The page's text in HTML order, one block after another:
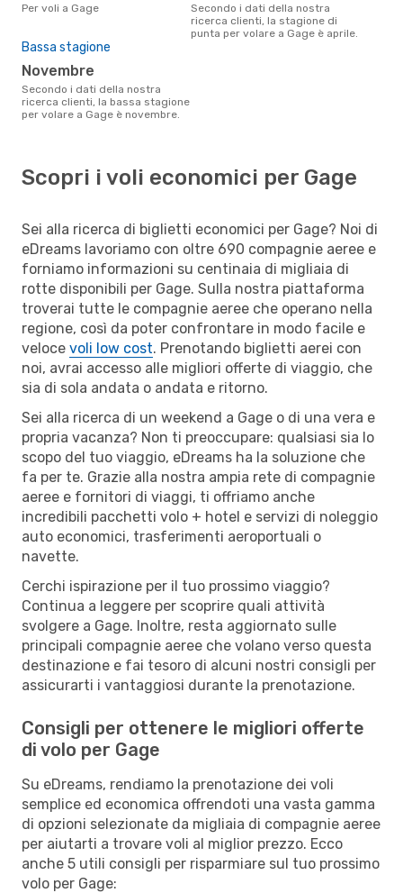
Per voli a Gage
Secondo i dati della nostra
ricerca clienti, la stagione di
punta per volare a Gage è aprile.
Bassa stagione
novembre
Secondo i dati della nostra
ricerca clienti, la bassa stagione
per volare a Gage è novembre.
Scopri i voli economici per Gage
Sei alla ricerca di biglietti economici per Gage? Noi di
eDreams lavoriamo con oltre 690 compagnie aeree e
forniamo informazioni su centinaia di migliaia di
rotte disponibili per Gage. Sulla nostra piattaforma
troverai tutte le compagnie aeree che operano nella
regione, così da poter confrontare in modo facile e
veloce voli low cost. Prenotando biglietti aerei con
noi, avrai accesso alle migliori offerte di viaggio, che
sia di sola andata o andata e ritorno.
Sei alla ricerca di un weekend a Gage o di una vera e
propria vacanza? Non ti preoccupare: qualsiasi sia lo
scopo del tuo viaggio, eDreams ha la soluzione che
fa per te. Grazie alla nostra ampia rete di compagnie
aeree e fornitori di viaggi, ti offriamo anche
incredibili pacchetti volo + hotel e servizi di noleggio
auto economici, trasferimenti aeroportuali o
navette.
Cerchi ispirazione per il tuo prossimo viaggio?
Continua a leggere per scoprire quali attività
svolgere a Gage. Inoltre, resta aggiornato sulle
principali compagnie aeree che volano verso questa
destinazione e fai tesoro di alcuni nostri consigli per
assicurarti i vantaggiosi durante la prenotazione.
Consigli per ottenere le migliori offerte
di volo per Gage
Su eDreams, rendiamo la prenotazione dei voli
semplice ed economica offrendoti una vasta gamma
di opzioni selezionate da migliaia di compagnie aeree
per aiutarti a trovare voli al miglior prezzo. Ecco
anche 5 utili consigli per risparmiare sul tuo prossimo
volo per Gage: